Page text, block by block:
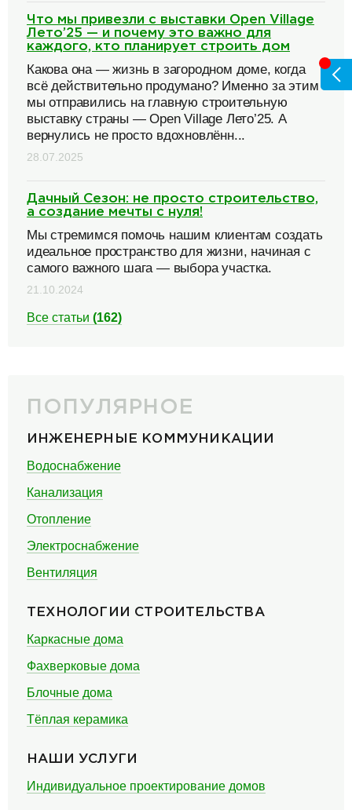
Что мы привезли с выставки Open Village
Лето’25 — и почему это важно для
каждого, кто планирует строить дом
Какова она — жизнь в загородном доме, когда
всё действительно продумано? Именно за этим
мы отправились на главную строительную
выставку страны — Open Village Лето’25. А
вернулись не просто вдохновлённ...
28.07.2025
Дачный Сезон: не просто строительство,
а создание мечты с нуля!
Мы стремимся помочь нашим клиентам создать
идеальное пространство для жизни, начиная с
самого важного шага — выбора участка.
21.10.2024
Все статьи (162)
ПОПУЛЯРНОЕ
ИНЖЕНЕРНЫЕ КОММУНИКАЦИИ
Водоснабжение
Канализация
Отопление
Электроснабжение
Вентиляция
ТЕХНОЛОГИИ СТРОИТЕЛЬСТВА
Каркасные дома
Фахверковые дома
Блочные дома
Тёплая керамика
НАШИ УСЛУГИ
Индивидуальное проектирование домов